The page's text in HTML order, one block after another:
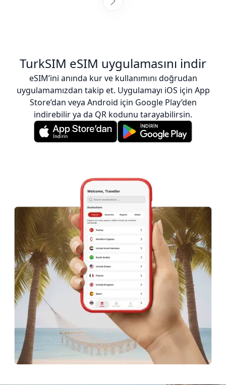
TurkSIM eSIM uygulamasını indir
eSIM’ini anında kur ve kullanımını doğrudan
uygulamamızdan takip et. Uygulamayı iOS için App
Store’dan veya Android için Google Play’den
indirebilir ya da QR kodunu tarayabilirsin.